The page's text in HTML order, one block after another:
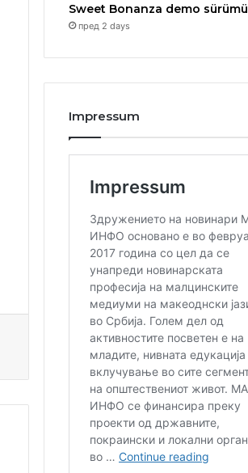
Sweet Bonanza demo sürümü
пред 2 days
Impressum